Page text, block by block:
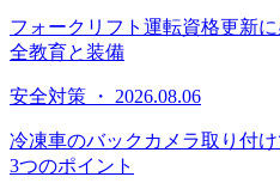
フォークリフト運転資格更新
全教育と装備
安全対策 ・ 2026.08.06
冷凍車のバックカメラ取り付
3つのポイント